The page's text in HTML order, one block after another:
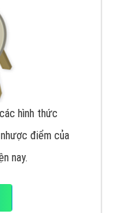
hình thức
điểm của
nay.